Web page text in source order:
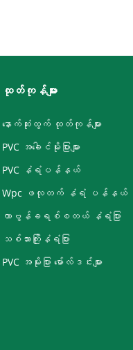
ထုတ်ကုန်များ
နောက်ဆုံးထွက် ထုတ်ကုန်များ
PVC အခေါင်မိုးပြားများ
PVC နံရံပန်နယ်
Wpc ဖလုတက် နံရံ ပန်နယ်
ကာဗွန်ခရစ်စတယ် နံရံပြား
သစ်သားကြိုးနံရံပြား
PVC အမိုးပြား မော်လ်ဒင်းများ